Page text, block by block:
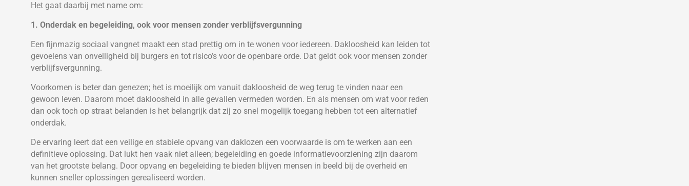
Het gaat daarbij met name om:
1. Onderdak en begeleiding, ook voor mensen zonder verblijfsvergunning
Een fijnmazig sociaal vangnet maakt een stad prettig om in te wonen voor iedereen. Dakloosheid kan leiden tot
gevoelens van onveiligheid bij burgers en tot risico’s voor de openbare orde. Dat geldt ook voor mensen zonder
verblijfsvergunning.
Voorkomen is beter dan genezen; het is moeilijk om vanuit dakloosheid de weg terug te vinden naar een
gewoon leven. Daarom moet dakloosheid in alle gevallen vermeden worden. En als mensen om wat voor reden
dan ook toch op straat belanden is het belangrijk dat zij zo snel mogelijk toegang hebben tot een alternatief
onderdak.
De ervaring leert dat een veilige en stabiele opvang van daklozen een voorwaarde is om te werken aan een
definitieve oplossing. Dat lukt hen vaak niet alleen; begeleiding en goede informatievoorziening zijn daarom
van het grootste belang. Door opvang en begeleiding te bieden blijven mensen in beeld bij de overheid en
kunnen sneller oplossingen gerealiseerd worden.